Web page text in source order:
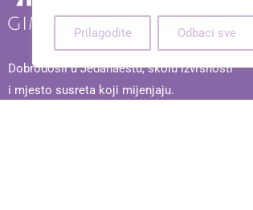
Prilagodite Odbaci sve
Dobrodošli u Jedanaestu, školu izvrsnosti
i mjesto susreta koji mijenjaju.